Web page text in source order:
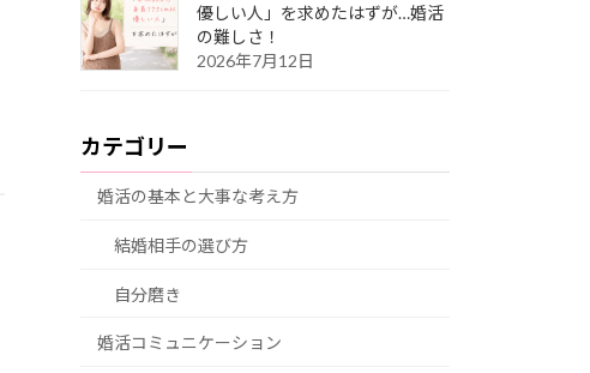
優しい人」を求めたはずが…婚活
の難しさ！
2026年7月12日
カテゴリー
婚活の基本と大事な考え方
結婚相手の選び方
自分磨き
婚活コミュニケーション